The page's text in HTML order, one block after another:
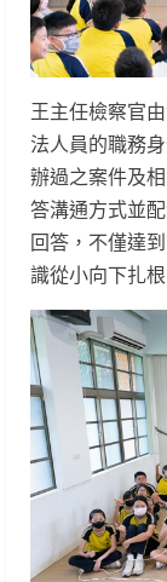
王主任檢察官
法人員的職務
辦過之案件及
答溝通方式並
回答，不僅達
識從小向下扎根